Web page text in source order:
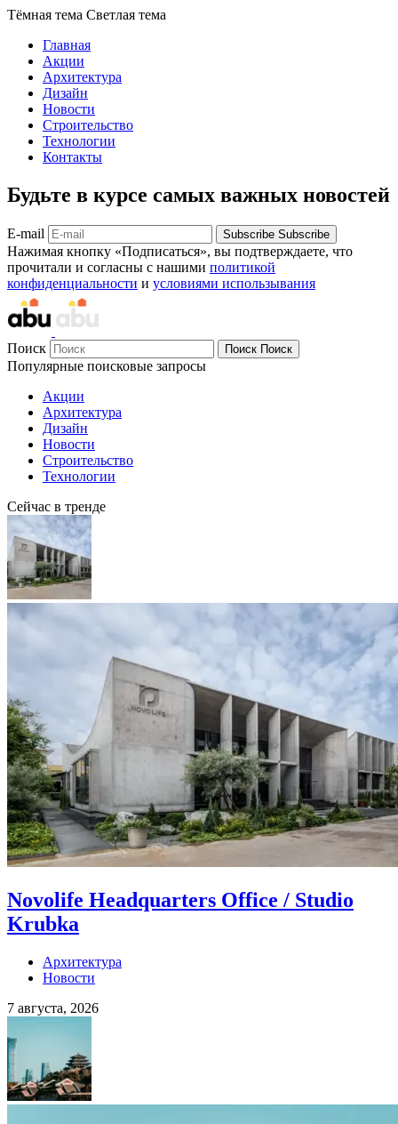
Тёмная тема Светлая тема
Главная
Акции
Архитектура
Дизайн
Новости
Строительство
Технологии
Контакты
Будьте в курсе самых важных новостей
E-mail Subscribe Subscribe
Нажимая кнопку «Подписаться», вы подтверждаете, что
прочитали и согласны с нашими политикой
конфиденциальности и условиями использывания
Поиск Поиск Поиск
Популярные поисковые запросы
Акции
Архитектура
Дизайн
Новости
Строительство
Технологии
Сейчас в тренде
Novolife Headquarters Office / Studio
Krubka
Архитектура
Новости
7 августа, 2026